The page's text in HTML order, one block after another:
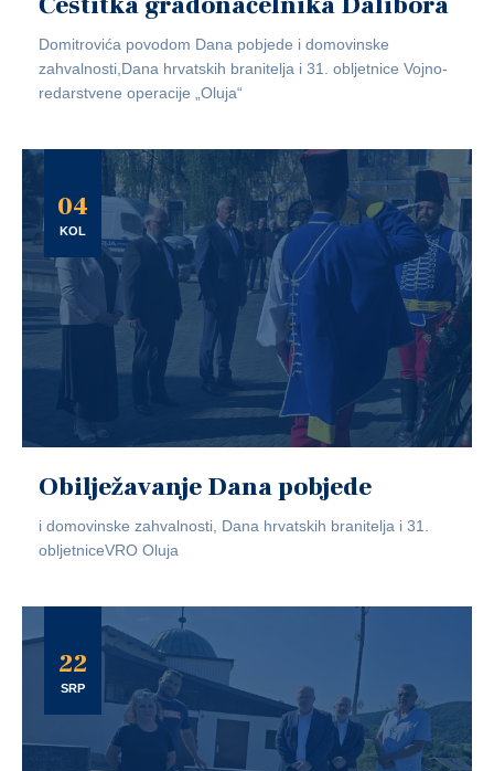
Domitrovića povodom Dana pobjede i domovinske
zahvalnosti,Dana hrvatskih branitelja i 31. obljetnice Vojno-
redarstvene operacije „Oluja“
04
KOL
Obilježavanje Dana pobjede
i domovinske zahvalnosti, Dana hrvatskih branitelja i 31.
obljetniceVRO Oluja
22
SRP